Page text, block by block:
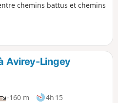
chemins battus et chemins
Avirey-Lingey
-160 m
4h 15